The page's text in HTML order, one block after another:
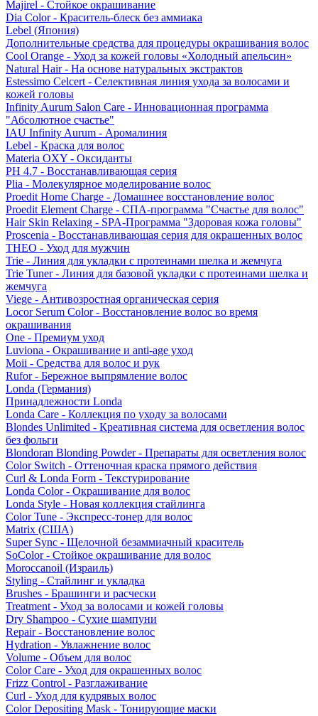
Majirel - Стойкое окрашивание
Dia Color - Краситель-блеск без аммиака
Lebel (Япония)
Дополнительные средства для процедуры окрашивания волос
Cool Orange - Уход за кожей головы «Холодный апельсин»
Natural Hair - На основе натуральных экстрактов
Estessimo Celcert - Селективная линия ухода за волосами и
кожей головы
Infinity Aurum Salon Care - Инновационная программа
"Абсолютное счастье"
IAU Infinity Aurum - Аромалиния
Lebel - Краска для волос
Materia OXY - Оксиданты
PH 4.7 - Восстанавливающая серия
Plia - Молекулярное моделирование волос
Proedit Home Charge - Домашнее восстановление волос
Proedit Element Charge - СПА-программа "Счастье для волос"
Hair Skin Relaxing - SPA-Программа "Здоровая кожа головы"
Proscenia - Восстанавливающая серия для окрашенных волос
THEO - Уход для мужчин
Trie - Линия для укладки с протеинами шелка и жемчуга
Trie Tuner - Линия для базовой укладки с протеинами шелка и
жемчуга
Viege - Антивозростная органическая серия
Locor Serum Color - Восстановление волос во время
окрашивания
One - Премиум уход
Luviona - Окрашивание и anti-age уход
Moii - Средства для волос и рук
Rufor - Бережное выпрямление волос
Londa (Германия)
Принадлежности Londa
Londa Care - Коллекция по уходу за волосами
Blondes Unlimited - Креативная система для осветления волос
без фольги
Blondoran Blonding Powder - Препараты для осветления волос
Color Switch - Оттеночная краска прямого действия
Curl & Londa Form - Текстурирование
Londa Color - Окрашивание для волос
Londa Style - Новая коллекция стайлинга
Color Tune - Экспресс-тонер для волос
Matrix (США)
Super Sync - Щелочной безаммиачный краситель
SoColor - Стойкое окрашивание для волос
Moroccanoil (Израиль)
Styling - Стайлинг и укладка
Brushes - Брашинги и расчески
Treatment - Уход за волосами и кожей головы
Dry Shampoo - Сухие шампуни
Repair - Восстановление волос
Hydration - Увлажнение волос
Volume - Объем для волос
Color Care - Уход для окрашенных волос
Frizz Control - Разглаживание
Curl - Уход для кудрявых волос
Color Depositing Mask - Тонирующие маски